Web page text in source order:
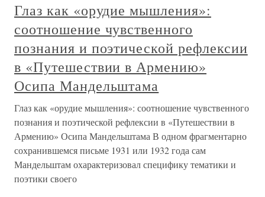
Глаз как «орудие мышления»:
соотношение чувственного
познания и поэтической рефлексии
в «Путешествии в Армению»
Осипа Мандельштама
Глаз как «орудие мышления»: соотношение чувственного
познания и поэтической рефлексии в «Путешествии в
Армению» Осипа Мандельштама В одном фрагментарно
сохранившемся письме 1931 или 1932 года сам
Мандельштам охарактеризовал специфику тематики и
поэтики своего